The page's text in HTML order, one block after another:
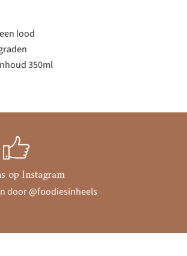
lood
350ml
op Instagram
door @foodiesinheels